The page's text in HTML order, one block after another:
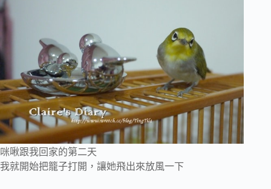
咪啾跟我回家的第二天
我就開始把籠子打開，讓她飛出來放風一下